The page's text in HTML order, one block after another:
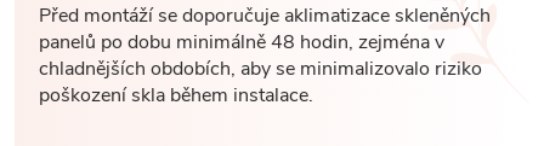
Před montáží se doporučuje aklimatizace skleněných
panelů po dobu minimálně 48 hodin, zejména v
chladnějších obdobích, aby se minimalizovalo riziko
poškození skla během instalace.